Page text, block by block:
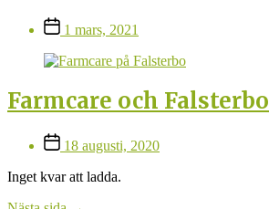
Inläggsdatum
1 mars, 2021
Farmcare och Falsterbo
Inläggsdatum
18 augusti, 2020
Inget kvar att ladda.